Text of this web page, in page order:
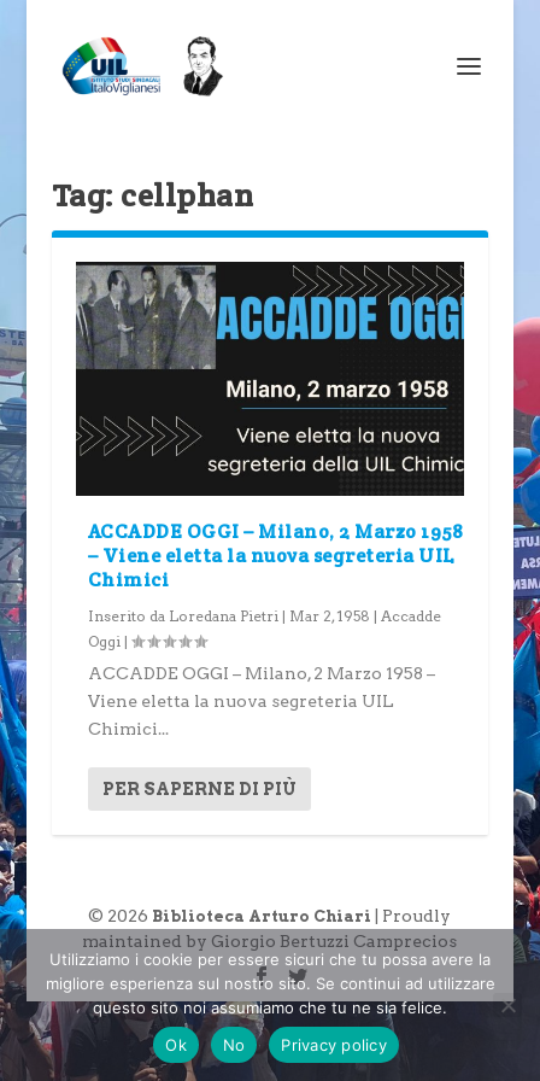
Tag: cellphan
ACCADDE OGGI – Milano, 2 Marzo 1958
– Viene eletta la nuova segreteria UIL
Chimici
Inserito da Loredana Pietri | Mar 2, 1958 | Accadde
Oggi |
ACCADDE OGGI – Milano, 2 Marzo 1958 –
Viene eletta la nuova segreteria UIL
Chimici...
PER SAPERNE DI PIÙ
© 2026 Biblioteca Arturo Chiari
| Proudly
maintained by Giorgio Bertuzzi Camprecios
Utilizziamo i cookie per essere sicuri che tu possa avere la
migliore esperienza sul nostro sito. Se continui ad utilizzare
questo sito noi assumiamo che tu ne sia felice.
Ok
No Privacy policy